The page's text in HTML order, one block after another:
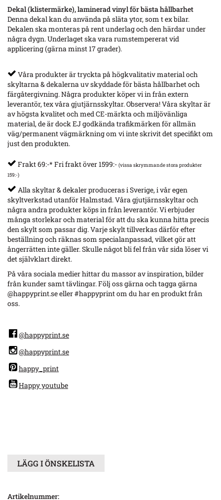
Dekal (klistermärke), laminerad vinyl för bästa hållbarhet
Denna dekal kan du använda på släta ytor, som t ex bilar.
Dekalen ska monteras på rent underlag och den härdar under
några dygn. Underlaget ska vara rumstempererat vid
applicering (gärna minst 17 grader).
Våra produkter är tryckta på högkvalitativ material och
skyltarna & dekalerna uv skyddade för bästa hållbarhet och
färgåtergivning. Några produkter köper vi in från extern
leverantör, tex våra gjutjärnsskyltar. Observera! Våra skyltar är
av högsta kvalitet och med CE-märkta och miljövänliga
material, de är dock EJ godkända trafikmärken för allmän
väg/permanent vägmärkning om vi inte skrivit det specifikt om
just den produkten.
Frakt 69:-* Fri frakt över 1599:- (vissa skrymmande stora produkter
159:-)
Alla skyltar & dekaler produceras i Sverige, i vår egen
skyltverkstad utanför Halmstad. Våra gjutjärnsskyltar och
några andra produkter köps in från leverantör. Vi erbjuder
många storlekar och material för att du ska kunna hitta precis
den skylt som passar dig. Varje skylt tillverkas därför efter
beställning och räknas som specialanpassad, vilket gör att
ångerrätten inte gäller. Skulle något bli fel från vår sida löser vi
det självklart direkt.
På våra sociala medier hittar du massor av inspiration, bilder
från kunder samt tävlingar. Följ oss gärna och tagga gärna
@happyprint.se eller #happyprint om du har en produkt från
oss.
@happyprint.se
@happyprint.se
happy_print
Happy youtube
LÄGG I ÖNSKELISTA
Artikelnummer: